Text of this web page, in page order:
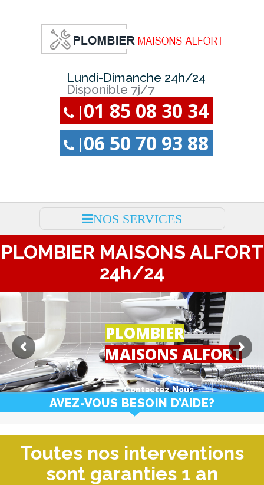
Lundi-Dimanche 24h/24
Disponible 7j/7
01 85 08 30 34
06 50 70 93 88
NOS SERVICES
PLOMBIER MAISONS ALFORT
24h/24
PLOMBIER
MAISONS ALFORT
Contactez Nous
AVEZ-VOUS BESOIN D’AIDE?
Toutes nos interventions
sont garanties 1 an